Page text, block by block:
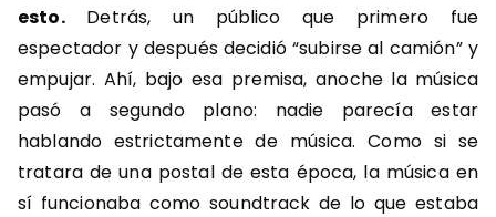
esto.Detrás, un público que primero fue
espectador y después decidió “subirse al camión” y
empujar. Ahí, bajo esa premisa, anoche la música
pasó a segundo plano: nadie parecía estar
hablando estrictamente de música. Como si se
tratara de una postal de esta época, la música en
sí funcionaba como soundtrack de lo que estaba